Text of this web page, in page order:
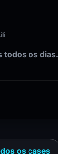
todos os dias.
os cases